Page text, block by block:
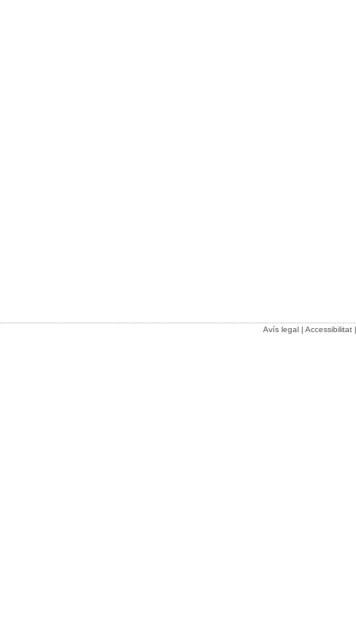
Avís legal| Accessibilitat